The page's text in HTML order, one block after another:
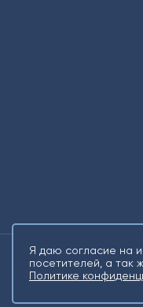
2026 © Все права
Я даю согласие на
посетителей, а так
Политике